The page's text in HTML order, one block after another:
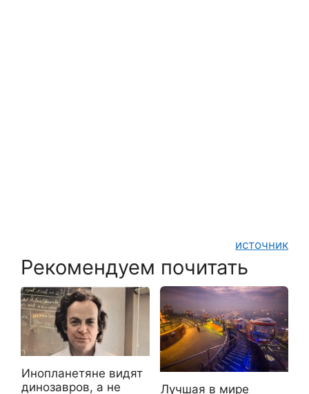
источник
Рекомендуем почитать
Инопланетяне видят
динозавров, а не
Лучшая в мире